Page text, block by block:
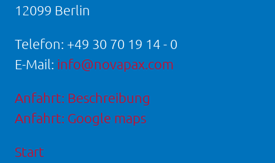
12099 Berlin
Telefon: +49 30 70 19 14 - 0
E-Mail: info@novapax.com
Anfahrt: Beschreibung
Anfahrt: Google maps
Start